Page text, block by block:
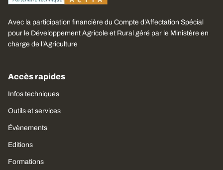
Avec la participation financière du Compte d’Affectation Spécial
pour le Développement Agricole et Rural géré par le Ministère en
charge de l’Agriculture
Accès rapides
Infos techniques
Outils et services
Évènements
Editions
Formations